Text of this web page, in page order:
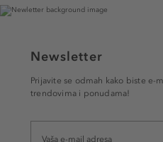
Newsletter
Prijavite se odmah kako biste e-
trendovima i ponudama!